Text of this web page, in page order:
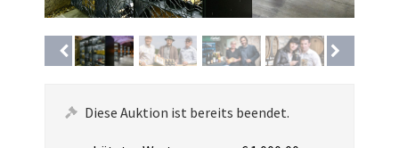
Diese Auktion ist bereits beendet.